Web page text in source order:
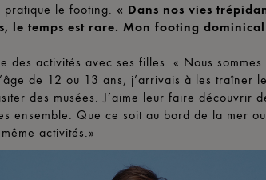
pratique le footing. « Dans nos vies
le temps est rare. Mon footing
des activités avec ses filles. « Nous sommes
de 12 ou 13 ans, j’arrivais à les traîner
des musées. J’aime leur faire découvrir
ensemble. Que ce soit au bord de la mer
activités.»